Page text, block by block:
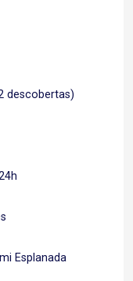
descobertas)
Esplanada